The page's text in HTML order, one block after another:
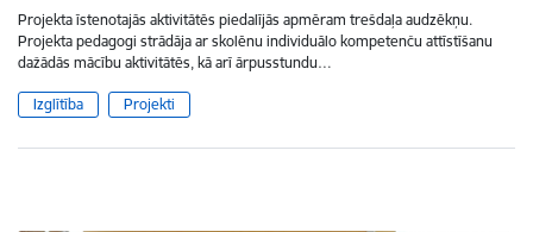
Projekta īstenotajās aktivitātēs piedalījās apmēram trešdaļa audzēkņu.
Projekta pedagogi strādāja ar skolēnu individuālo kompetenču attīstīšanu
dažādās mācību aktivitātēs, kā arī ārpusstundu…
Izglītība Projekti